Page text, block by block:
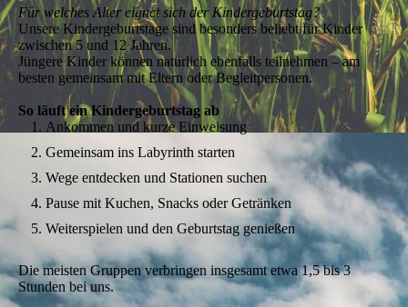
Für welches Alter eignet sich der Kindergeburtstag?
Unsere Kindergeburtstage sind besonders beliebt für Kinder
zwischen 5 und 12 Jahren.
Jüngere Kinder können natürlich ebenfalls teilnehmen – am
besten gemeinsam mit Eltern oder Begleitpersonen.
So läuft ein Kindergeburtstag ab
Ankommen und kurze Einweisung
Gemeinsam ins Labyrinth starten
Wege entdecken und Stationen suchen
Pause mit Kuchen, Snacks oder Getränken
Weiterspielen und den Geburtstag genießen
Die meisten Gruppen verbringen insgesamt etwa 1,5 bis 3
Stunden bei uns.